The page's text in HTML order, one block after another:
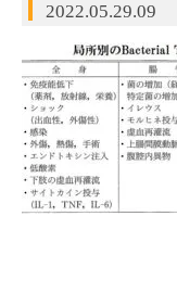
2022.05.29.09